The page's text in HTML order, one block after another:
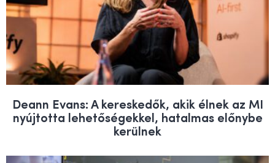
Deann Evans: A kereskedők, akik élnek az MI
nyújtotta lehetőségekkel, hatalmas előnybe
kerülnek